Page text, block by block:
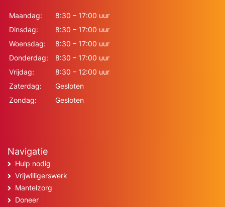
Maandag:
8:30 – 17:00 uur
Dinsdag:
8:30 – 17:00 uur
Woensdag:
8:30 – 17:00 uur
Donderdag:
8:30 – 17:00 uur
Vrijdag:
8:30 – 12:00 uur
Zaterdag:
Gesloten
Zondag:
Gesloten
Navigatie
Hulp nodig
Vrijwilligerswerk
Mantelzorg
Doneer